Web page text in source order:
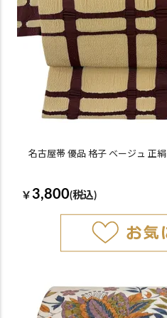
名古屋帯 優品 格子 ベージュ 正絹
￥ 3,800(税込)